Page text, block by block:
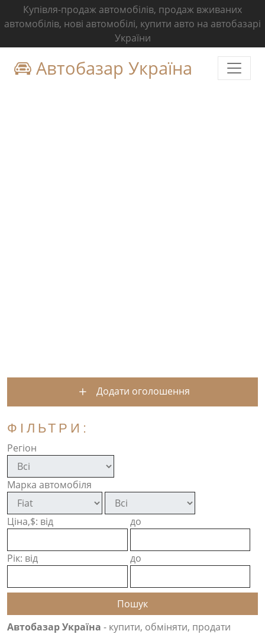
Купівля-продаж автомобілів, продаж вживаних
автомобілів, нові автомобілі, купити авто на автобазарі
України
Автобазар Україна
Додати оголошення
ФІЛЬТРИ:
Регіон
Марка автомобіля
Ціна,$: від до
Рік: від до
Автобазар Україна - купити, обміняти, продати